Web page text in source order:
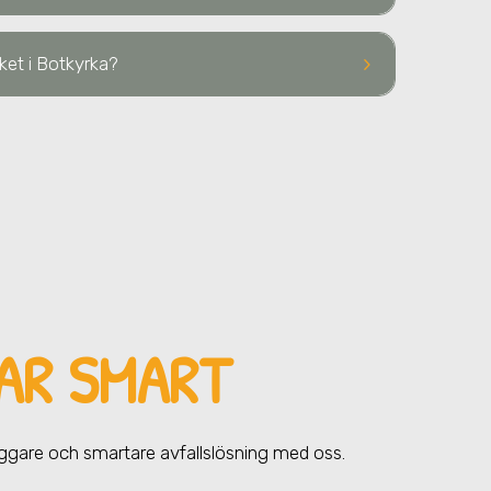
keyboard_arrow_right
i Botkyrka?
SMART
och smartare avfallslösning med oss.